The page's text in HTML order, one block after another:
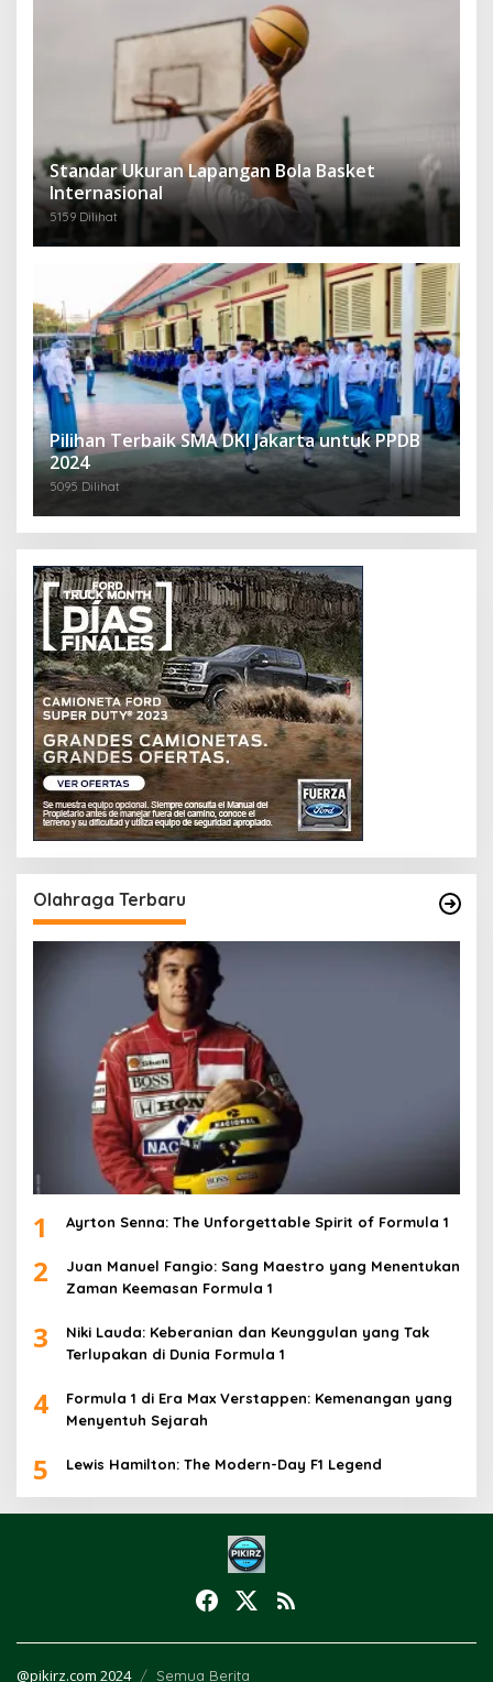
Standar Ukuran Lapangan Bola Basket
Internasional
5159 Dilihat
Pilihan Terbaik SMA DKI Jakarta untuk PPDB
2024
5095 Dilihat
Olahraga Terbaru
1 Ayrton Senna: The Unforgettable Spirit of Formula 1
2
Juan Manuel Fangio: Sang Maestro yang Menentukan
Zaman Keemasan Formula 1
3
Niki Lauda: Keberanian dan Keunggulan yang Tak
Terlupakan di Dunia Formula 1
4
Formula 1 di Era Max Verstappen: Kemenangan yang
Menyentuh Sejarah
5 Lewis Hamilton: The Modern-Day F1 Legend
@pikirz.com 2024 Semua Berita